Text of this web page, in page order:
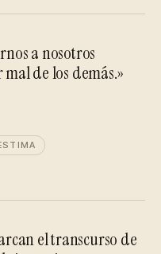
a nosotros
de los demás.»
el transcurso de